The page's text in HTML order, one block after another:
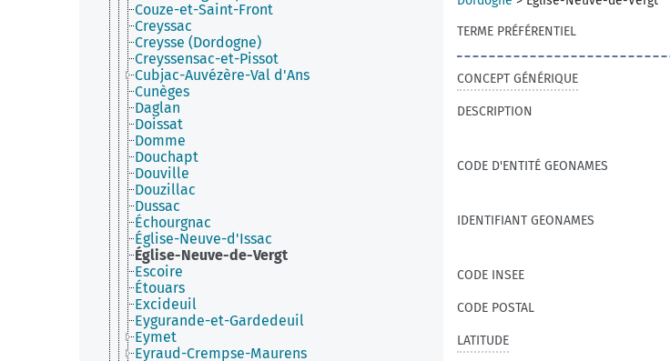
Couze-et-Saint-Front
Creyssac
Creysse (Dordogne)
Creyssensac-et-Pissot
Cubjac-Auvézère-Val d'Ans
Cunèges
Daglan
Doissat
Domme
Douchapt
Douville
Douzillac
Dussac
Échourgnac
Église-Neuve-d'Issac
Église-Neuve-de-Vergt
Escoire
Étouars
Excideuil
Eygurande-et-Gardedeuil
Eymet
Eyraud-Crempse-Maurens
TERME PRÉFÉRENTIEL
CONCEPT GÉNÉRIQUE
DESCRIPTION
CODE D'ENTITÉ GEONAMES
IDENTIFIANT GEONAMES
CODE INSEE
CODE POSTAL
LATITUDE